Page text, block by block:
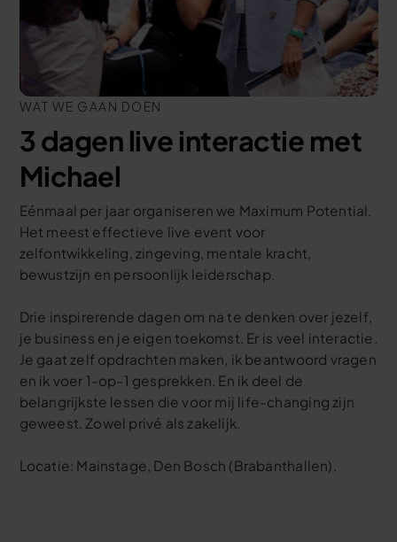
WAT WE GAAN DOEN
3 dagen live interactie met
Michael
Eénmaal per jaar organiseren we Maximum Potential.
Het meest effectieve live event voor
zelfontwikkeling, zingeving, mentale kracht,
bewustzijn en persoonlijk leiderschap.
Drie inspirerende dagen om na te denken over jezelf,
je business en je eigen toekomst. Er is veel interactie.
Je gaat zelf opdrachten maken, ik beantwoord vragen
en ik voer 1-op-1 gesprekken. En ik deel de
belangrijkste lessen die voor mij life-changing zijn
geweest. Zowel privé als zakelijk.
Locatie: Mainstage, Den Bosch (Brabanthallen).